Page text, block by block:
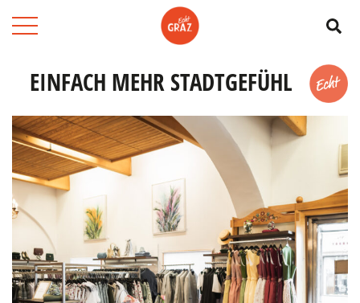
EINFACH MEHR STADTGEFÜHL